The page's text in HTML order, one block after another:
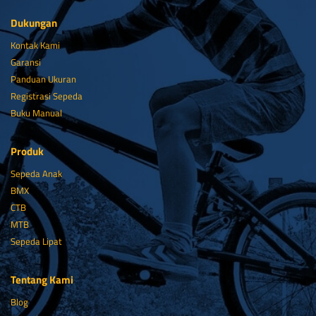
Dukungan
Kontak Kami
Garansi
Panduan Ukuran
Registrasi Sepeda
Buku Manual
Produk
Sepeda Anak
BMX
CTB
MTB
Sepeda Lipat
Tentang Kami
Blog